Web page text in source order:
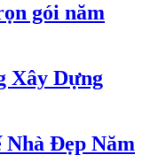
gói năm
Xây Dựng
Đẹp Năm